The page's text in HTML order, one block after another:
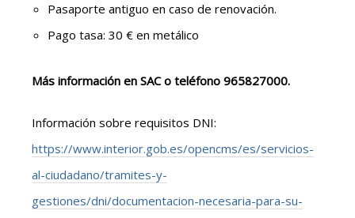
Pasaporte antiguo en caso de renovación.
Pago tasa: 30 € en metálico
Más información en SAC o teléfono 965827000.
Información sobre requisitos DNI:
https://www.interior.gob.es/opencms/es/servicios-
al-ciudadano/tramites-y-
gestiones/dni/documentacion-necesaria-para-su-